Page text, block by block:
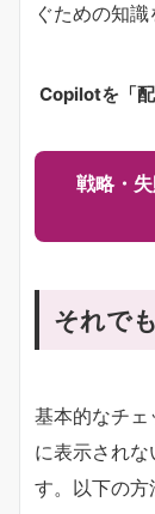
ぐための知識
Copilotを「
戦略・
それで
基本的なチ
に表示され
す。以下の方